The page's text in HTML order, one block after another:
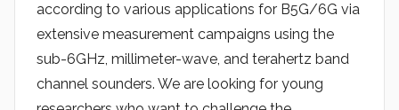
according to various applications for B5G/6G via
extensive measurement campaigns using the
sub-6GHz, millimeter-wave, and terahertz band
channel sounders. We are looking for young